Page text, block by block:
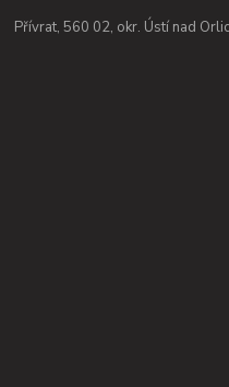
Přívrat, 560 02, okr. Ústí nad